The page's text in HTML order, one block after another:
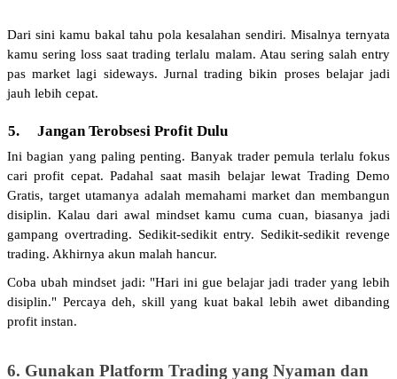
Dari sini kamu bakal tahu pola kesalahan sendiri. Misalnya ternyata
kamu sering loss saat trading terlalu malam. Atau sering salah entry
pas market lagi sideways. Jurnal trading bikin proses belajar jadi
jauh lebih cepat.
5. Jangan Terobsesi Profit Dulu
Ini bagian yang paling penting. Banyak trader pemula terlalu fokus
cari profit cepat. Padahal saat masih belajar lewat Trading Demo
Gratis, target utamanya adalah memahami market dan membangun
disiplin. Kalau dari awal mindset kamu cuma cuan, biasanya jadi
gampang overtrading. Sedikit-sedikit entry. Sedikit-sedikit revenge
trading. Akhirnya akun malah hancur.
Coba ubah mindset jadi: "Hari ini gue belajar jadi trader yang lebih
disiplin." Percaya deh, skill yang kuat bakal lebih awet dibanding
profit instan.
6. Gunakan Platform Trading yang Nyaman dan